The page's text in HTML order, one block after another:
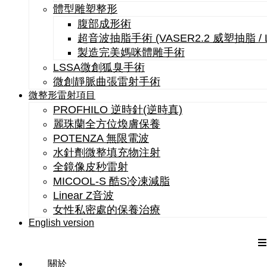
體型雕塑整形
腹部成形術
超音波抽脂手術 (VASER2.2 威塑抽脂 /
製造完美媽咪體雕手術
LSSA微創狐臭手術
微創靜脈曲張雷射手術
微整形雷射項目
PROFHILO 逆時針(逆時真)
麗珠蘭全方位煥膚保養
POTENZA 無限電波
水針劑微整填充物注射
全鏡像皮秒雷射
MICOOL-S 酷S冷凍減脂
Linear Z音波
女性私密處的保養治療
English version
關於